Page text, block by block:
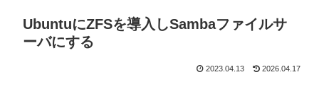
UbuntuにZFSを導入しSambaファイルサ
ーバにする
2023.04.13 2026.04.17